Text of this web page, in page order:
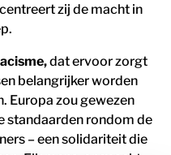
zij de macht in
dat ervoor zorgt
belangrijker worden
Europa zou gewezen
standaarden rondom de
– een solidariteit die